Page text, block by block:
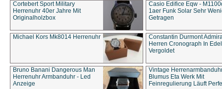
Cortebert Sport Military
Herrenuhr 40er Jahre Mit
Originalholzbox
Casio Edifice Eqw -
1aer Funk Solar Sehr
Getragen
Michael Kors Mk8014 Herrenuhr
Constantin Durmont
Herren Cronograph In
Vergoldet
Bruno Banani Dangerous Man
Herrenuhr Armbanduhr - Led
Anzeige
Vintage
Blumus Eta Werk Mit
Feinregulierung Läuft